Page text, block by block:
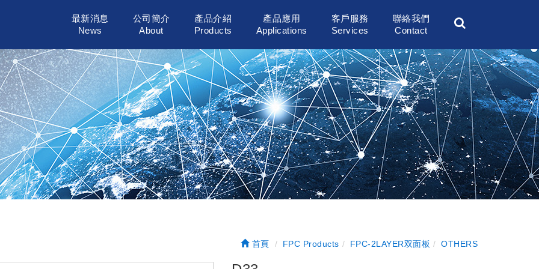
最新消息
News
公司簡介
About
產品介紹
Products
產品應用
Applications
客戶服務
Services
聯絡我們
Contact
首頁 FPC Products FPC-2LAYER双面板 OTHERS